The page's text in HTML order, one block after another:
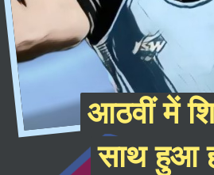
आठवीं में
साथ हुआ
आठवीं में
साथ हुआ